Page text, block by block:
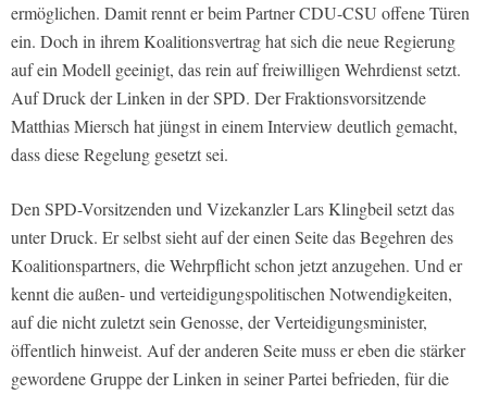
ermöglichen. Damit rennt er beim Partner CDU-CSU offene Türen
ein. Doch in ihrem Koalitionsvertrag hat sich die neue Regierung
auf ein Modell geeinigt, das rein auf freiwilligen Wehrdienst setzt.
Auf Druck der Linken in der SPD. Der Fraktionsvorsitzende
Matthias Miersch hat jüngst in einem Interview deutlich gemacht,
dass diese Regelung gesetzt sei.
Den SPD-Vorsitzenden und Vizekanzler Lars Klingbeil setzt das
unter Druck. Er selbst sieht auf der einen Seite das Begehren des
Koalitionspartners, die Wehrpflicht schon jetzt anzugehen. Und er
kennt die außen- und verteidigungspolitischen Notwendigkeiten,
auf die nicht zuletzt sein Genosse, der Verteidigungsminister,
öffentlich hinweist. Auf der anderen Seite muss er eben die stärker
gewordene Gruppe der Linken in seiner Partei befrieden, für die